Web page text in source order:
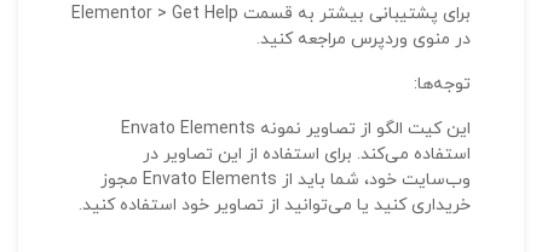
برای پشتیبانی بیشتر به قسمت Elementor > Get Help
در منوی وردپرس مراجعه کنید.
توجه‌ها:
این کیت الگو از تصاویر نمونه Envato Elements
استفاده می‌کند. برای استفاده از این تصاویر در
وب‌سایت خود، شما باید از Envato Elements مجوز
خریداری کنید یا می‌توانید از تصاویر خود استفاده کنید.